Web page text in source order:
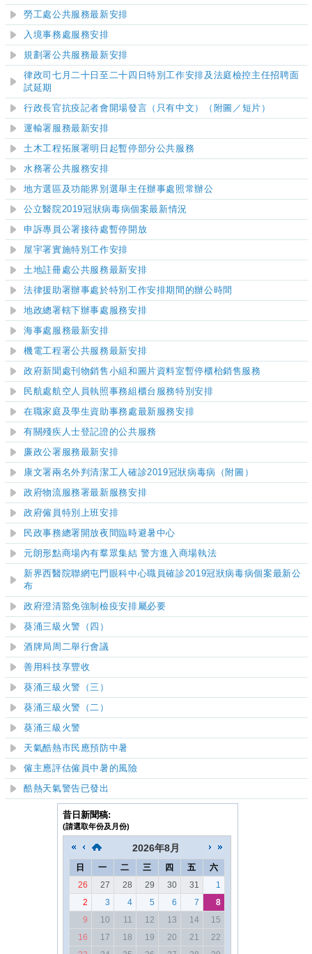
勞工處公共服務最新安排
入境事務處服務安排
規劃署公共服務最新安排
律政司七月二十日至二十四日特別工作安排及法庭檢控主任招聘面
試延期
行政長官抗疫記者會開場發言（只有中文） （附圖／短片）
運輸署服務最新安排
土木工程拓展署明日起暫停部分公共服務
水務署公共服務安排
地方選區及功能界別選舉主任辦事處照常辦公
公立醫院2019冠狀病毒病個案最新情況
申訴專員公署接待處暫停開放
屋宇署實施特別工作安排
土地註冊處公共服務最新安排
法律援助署辦事處於特別工作安排期間的辦公時間
地政總署轄下辦事處服務安排
海事處服務最新安排
機電工程署公共服務最新安排
政府新聞處刊物銷售小組和圖片資料室暫停櫃枱銷售服務
民航處航空人員執照事務組櫃台服務特別安排
在職家庭及學生資助事務處最新服務安排
有關殘疾人士登記證的公共服務
廉政公署服務最新安排
康文署兩名外判清潔工人確診2019冠狀病毒病（附圖）
政府物流服務署最新服務安排
政府僱員特別上班安排
​民政事務總署開放夜間臨時避暑中心
元朗形點商場內有羣眾集結 警方進入商場執法
新界西醫院聯網屯門眼科中心職員確診2019冠狀病毒病個案最新公
布
政 府澄清豁免強制檢疫安排屬必要
葵涌三級火警（四）
酒牌局周二舉行會議
善用科技享豐收
葵涌三級火警（三 ）
葵涌三級火警（二）
葵涌三級火警
天氣酷熱市民應預防中暑
僱主應評估僱員中暑的風險
酷熱天氣警告已發出
昔日新聞稿:
(請選取年份及月份)
2026年8月
日 一 二 三 四 五
六
26
27 28 29 30 31
1
2
3 4 5 6 7
8
9
10 11 12 13 14
15
16
17 18 19 20 21
22